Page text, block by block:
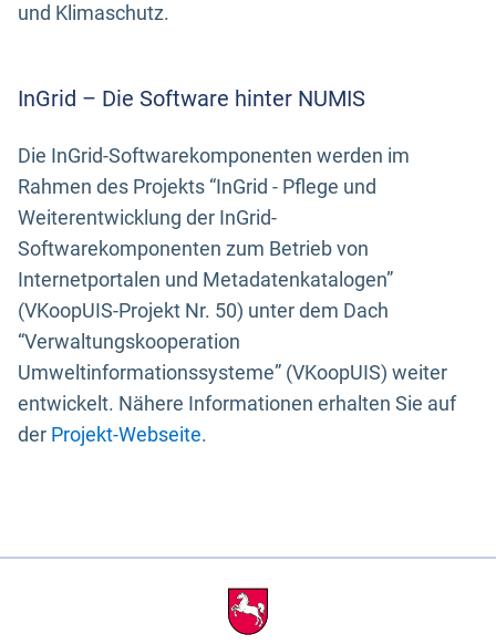
und Klimaschutz.
InGrid – Die Software hinter NUMIS
Die InGrid-Softwarekomponenten werden im
Rahmen des Projekts “InGrid - Pflege und
Weiterentwicklung der InGrid-
Softwarekomponenten zum Betrieb von
Internetportalen und Metadatenkatalogen”
(VKoopUIS-Projekt Nr. 50) unter dem Dach
“Verwaltungskooperation
Umweltinformationssysteme” (VKoopUIS) weiter
entwickelt. Nähere Informationen erhalten Sie auf
der Projekt-Webseite.